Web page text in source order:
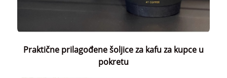
Praktične prilagođene šoljice za kafu za kupce u
pokretu